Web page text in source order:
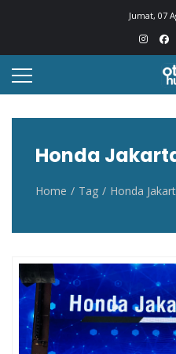
Jumat, 07
Otohub.co
Portal berita otomotif Indonesia
Honda
Home Tag Honda